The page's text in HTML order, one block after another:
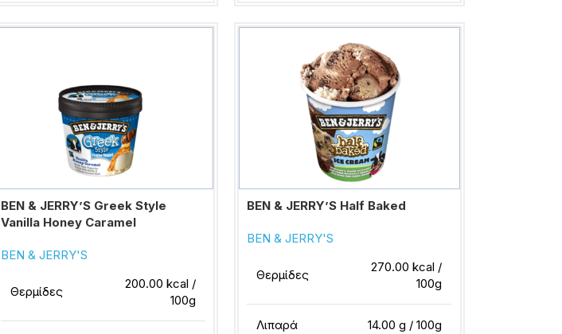
BEN & JERRY’S Greek Style
Vanilla Honey Caramel
BEN & JERRY'S
Θερμίδες
200.00 kcal /
100g
BEN & JERRY’S Half Baked
BEN & JERRY'S
Θερμίδες
270.00 kcal /
100g
Λιπαρά 14.00 g / 100g